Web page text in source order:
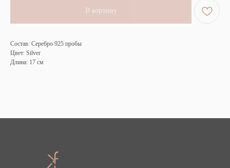
В корзину
Состав: Серебро 925 пробы
Цвет: Silver
Длина: 17 см